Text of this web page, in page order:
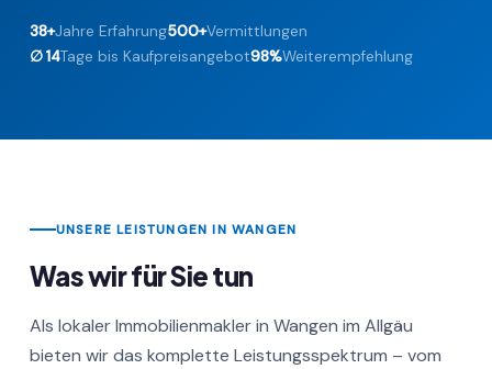
38+Jahre Erfahrung500+Vermittlungen
∅ 14Tage bis Kaufpreisangebot98%Weiterempfehlung
UNSERE LEISTUNGEN IN WANGEN
Was wir für Sie tun
Als lokaler Immobilienmakler in Wangen im Allgäu
bieten wir das komplette Leistungsspektrum – vom